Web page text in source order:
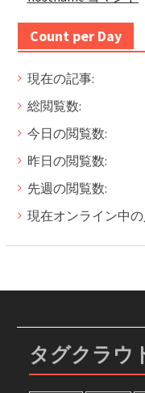
Count per Day
現在の記事:
総閲覧数:
今日の閲覧数:
昨日の閲覧数:
先週の閲覧数:
現在オンライン中の
タグクラウ